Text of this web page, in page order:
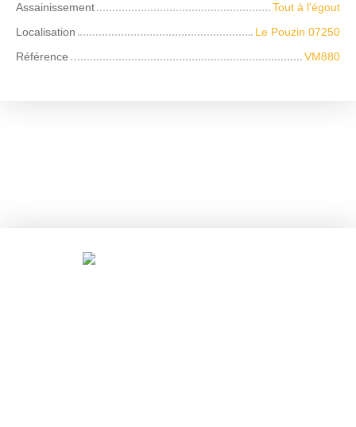
Assainissement
Tout à l'égout
Localisation
Le Pouzin 07250
Référence
VM880